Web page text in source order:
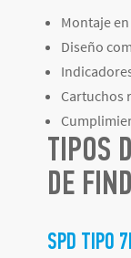
Montaje
Diseño
Cartuchos
TIPOS
DE
SPD TIPO